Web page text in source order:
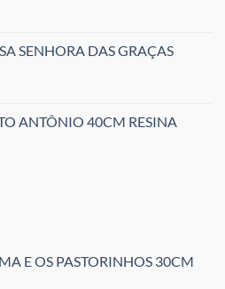
SENHORA DAS GRAÇAS
ANTÔNIO 40CM RESINA
E OS PASTORINHOS 30CM